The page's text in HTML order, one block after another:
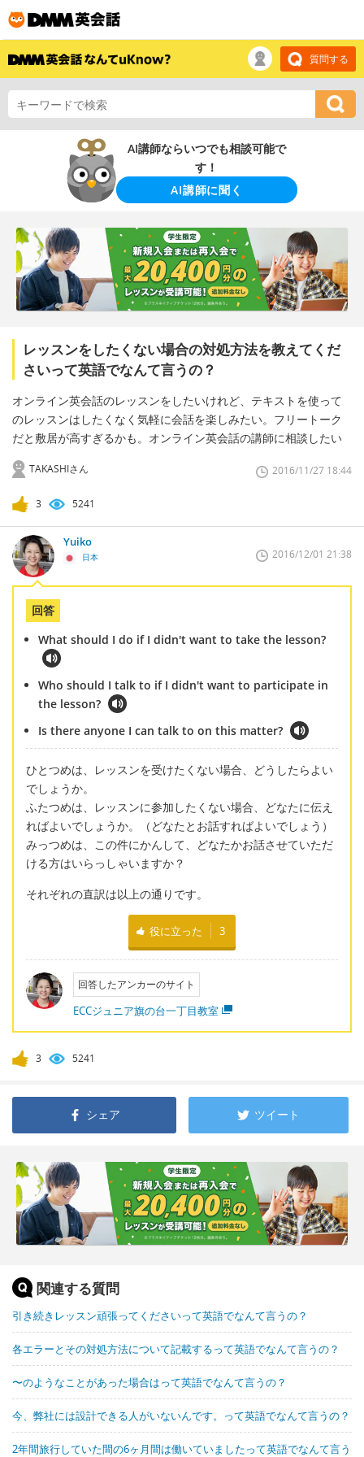
質問する
AI講師ならいつでも相談可能で
す！
AI講師に聞く
レッスンをしたくない場合の対処方法を教えてくだ
さいって英語でなんて言うの？
オンライン英会話のレッスンをしたいけれど、テキストを使って
のレッスンはしたくなく気軽に会話を楽しみたい。フリートーク
だと敷居が高すぎるかも。オンライン英会話の講師に相談したい
TAKASHIさん 2016/11/27 18:44
3 5241
Yuiko
日本 2016/12/01 21:38
回答
What should I do if I didn't want to take the lesson?
Who should I talk to if I didn't want to participate in
the lesson?
Is there anyone I can talk to on this matter?
ひとつめは、レッスンを受けたくない場合、どうしたらよい
でしょうか。
ふたつめは、レッスンに参加したくない場合、どなたに伝え
ればよいでしょうか。（どなたとお話すればよいでしょう）
みっつめは、この件にかんして、どなたかお話させていただ
ける方はいらっしゃいますか？
それぞれの直訳は以上の通りです。
役に立った 3
回答したアンカーのサイト
ECCジュニア旗の台一丁目教室
3 5241
シェア ツイート
関連する質問
引き続きレッスン頑張ってくださいって英語でなんて言うの？
各エラーとその対処方法について記載するって英語でなんて言うの？
〜のようなことがあった場合はって英語でなんて言うの？
今、弊社には設計できる人がいないんです。って英語でなんて言うの？
2年間旅行していた間の6ヶ月間は働いていましたって英語でなんて言う